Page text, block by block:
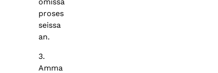
proses
seissa
an.
3.
Amma